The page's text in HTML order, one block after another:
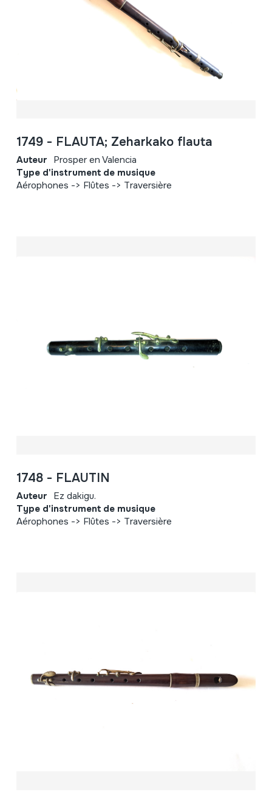
1749 - FLAUTA; Zeharkako flauta
Auteur Prosper en Valencia
Type d'instrument de musique
Aérophones -> Flûtes -> Traversière
1748 - FLAUTIN
Auteur Ez dakigu.
Type d'instrument de musique
Aérophones -> Flûtes -> Traversière